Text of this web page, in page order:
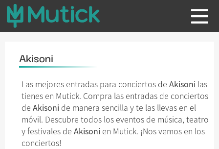
Akisoni
Las mejores entradas para conciertos de Akisoni las
tienes en Mutick. Compra las entradas de conciertos
de Akisoni de manera sencilla y te las llevas en el
móvil. Descubre todos los eventos de música, teatro
y festivales de Akisoni en Mutick. ¡Nos vemos en los
conciertos!